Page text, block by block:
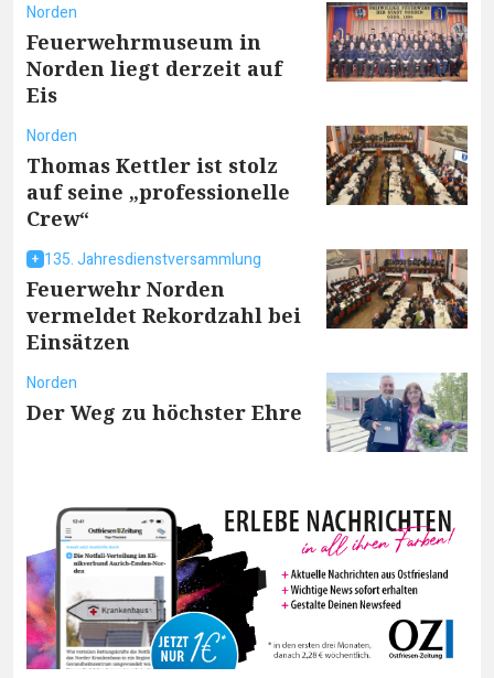
Norden
Feuerwehrmuseum in
Norden liegt derzeit auf
Eis
Norden
Thomas Kettler ist stolz
auf seine „professionelle
Crew“
135. Jahresdienstversammlung
Feuerwehr Norden
vermeldet Rekordzahl bei
Einsätzen
Norden
Der Weg zu höchster Ehre